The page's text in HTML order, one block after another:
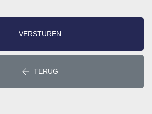
VERSTUREN
TERUG